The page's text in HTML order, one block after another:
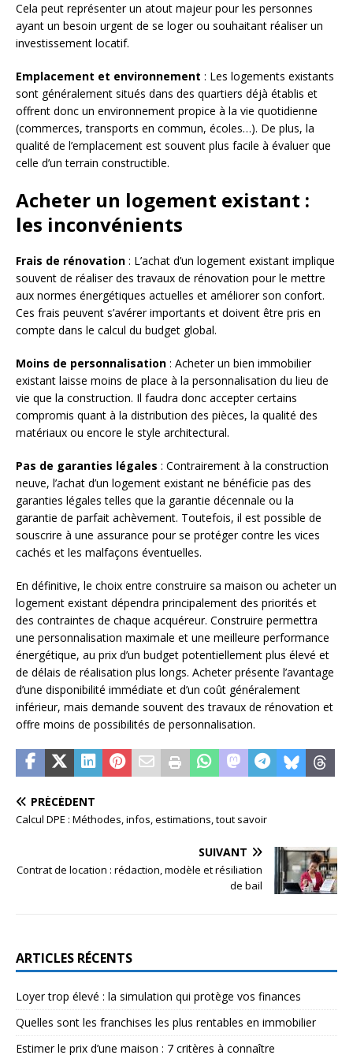
Cela peut représenter un atout majeur pour les personnes
ayant un besoin urgent de se loger ou souhaitant réaliser un
investissement locatif.
Emplacement et environnement : Les logements existants
sont généralement situés dans des quartiers déjà établis et
offrent donc un environnement propice à la vie quotidienne
(commerces, transports en commun, écoles…). De plus, la
qualité de l’emplacement est souvent plus facile à évaluer que
celle d’un terrain constructible.
Acheter un logement existant :
les inconvénients
Frais de rénovation : L’achat d’un logement existant implique
souvent de réaliser des travaux de rénovation pour le mettre
aux normes énergétiques actuelles et améliorer son confort.
Ces frais peuvent s’avérer importants et doivent être pris en
compte dans le calcul du budget global.
Moins de personnalisation : Acheter un bien immobilier
existant laisse moins de place à la personnalisation du lieu de
vie que la construction. Il faudra donc accepter certains
compromis quant à la distribution des pièces, la qualité des
matériaux ou encore le style architectural.
Pas de garanties légales : Contrairement à la construction
neuve, l’achat d’un logement existant ne bénéficie pas des
garanties légales telles que la garantie décennale ou la
garantie de parfait achèvement. Toutefois, il est possible de
souscrire à une assurance pour se protéger contre les vices
cachés et les malfaçons éventuelles.
En définitive, le choix entre construire sa maison ou acheter un
logement existant dépendra principalement des priorités et
des contraintes de chaque acquéreur. Construire permettra
une personnalisation maximale et une meilleure performance
énergétique, au prix d’un budget potentiellement plus élevé et
de délais de réalisation plus longs. Acheter présente l’avantage
d’une disponibilité immédiate et d’un coût généralement
inférieur, mais demande souvent des travaux de rénovation et
offre moins de possibilités de personnalisation.
PRÉCÉDENT
Calcul DPE : Méthodes, infos, estimations, tout savoir
SUIVANT
Contrat de location : rédaction, modèle et résiliation
de bail
ARTICLES RÉCENTS
Loyer trop élevé : la simulation qui protège vos finances
Quelles sont les franchises les plus rentables en immobilier
Estimer le prix d’une maison : 7 critères à connaître